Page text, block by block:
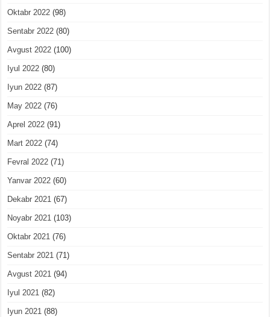
Oktabr 2022 (98)
Sentabr 2022 (80)
Avgust 2022 (100)
Iyul 2022 (80)
Iyun 2022 (87)
May 2022 (76)
Aprel 2022 (91)
Mart 2022 (74)
Fevral 2022 (71)
Yanvar 2022 (60)
Dekabr 2021 (67)
Noyabr 2021 (103)
Oktabr 2021 (76)
Sentabr 2021 (71)
Avgust 2021 (94)
Iyul 2021 (82)
Iyun 2021 (88)